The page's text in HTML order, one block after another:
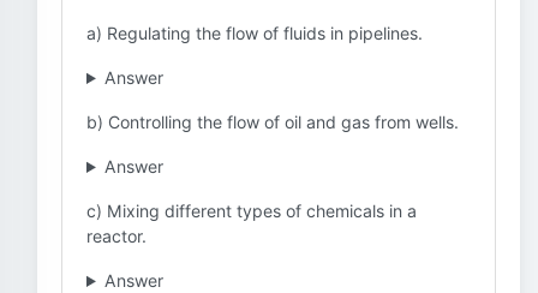
a) Regulating the flow of fluids in pipelines.
Answer
b) Controlling the flow of oil and gas from wells.
Answer
c) Mixing different types of chemicals in a
reactor.
Answer